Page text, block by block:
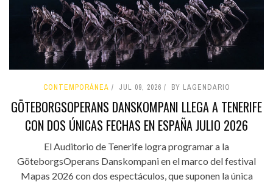
CONTEMPORÁNEA JUL 09, 2026 BY LAGENDARIO
GÖTEBORGSOPERANS DANSKOMPANI LLEGA A TENERIFE
CON DOS ÚNICAS FECHAS EN ESPAÑA JULIO 2026
El Auditorio de Tenerife logra programar a la
GöteborgsOperans Danskompani en el marco del festival
Mapas 2026 con dos espectáculos, que suponen la única